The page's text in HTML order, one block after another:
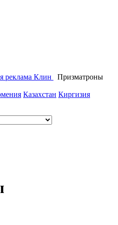
реклама Клин
Призматроны
Казахстан Киргизия